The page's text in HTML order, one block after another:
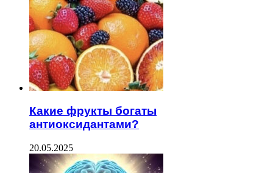
Какие фрукты богаты
антиоксидантами?
20.05.2025